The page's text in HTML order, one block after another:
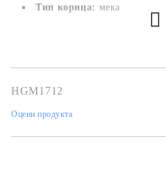
Тип корица: мека
Дата на издаване:
Жанр:Drama, School, Seinen
HGM1712
Оцени продукта